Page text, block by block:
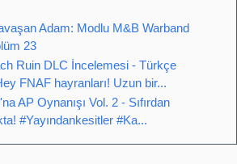
Adam: Modlu M&B Warband
23
Ruin DLC İncelemesi - Türkçe
FNAF hayranları! Uzun bir...
AP Oynanışı Vol. 2 - Sıfırdan
#Yayındankesitler #Ka...